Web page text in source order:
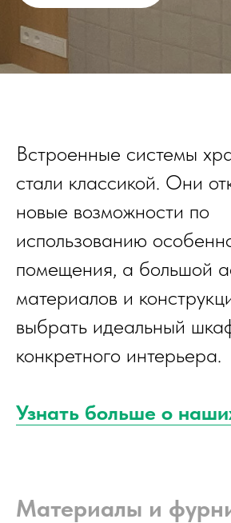
Встроенные системы
стали классикой. Они
новые возможности по
использованию
помещения, а большой
материалов и
выбрать идеальный
конкретного интерьера.
Узнать больше о
Материалы и